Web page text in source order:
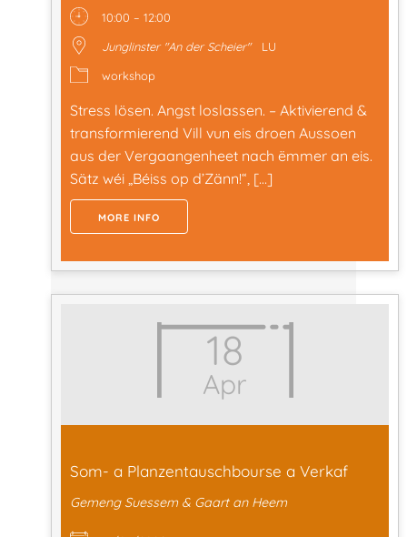
10:00 – 12:00
Junglinster "An der Scheier"
LU
workshop
Stress lösen. Angst loslassen. – Aktivierend &
transformierend Vill vun eis droen Aussoen
aus der Vergaangenheet nach ëmmer an eis.
Sätz wéi „Béiss op d’Zänn!“, […]
MORE INFO
18
Apr
Som- a Planzentauschbourse a Verkaf
Gemeng Suessem & Gaart an Heem